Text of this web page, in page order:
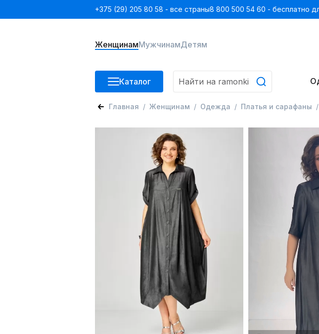
+375 (29) 205 80 58 - все страны8 800 500 54 60 - бесплатно
ЖенщинамМужчинамДетям
Каталог
Главная Женщинам Одежда Платья и сарафаны